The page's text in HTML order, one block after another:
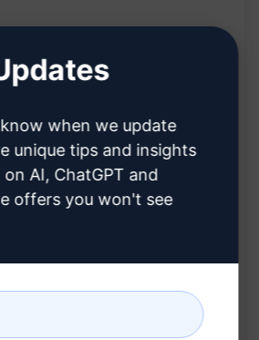
:
de blog optimisées
de contenu de votre site
catégories efficaces
de votre site web en
catégories de blog
qualifié et intéressé par le
when we update
unique tips and insights
AI, ChatGPT and
offers you won't see